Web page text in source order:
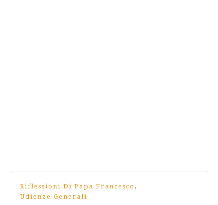
Riflessioni Di Papa Francesco ,
Udienze Generali